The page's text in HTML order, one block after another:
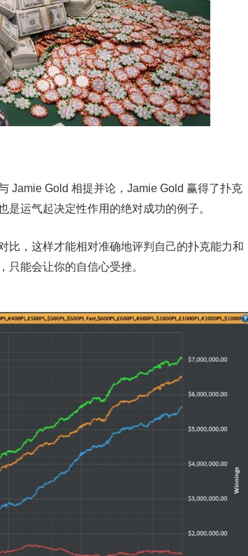
Jamie Gold 相提并论，Jamie Gold 赢得了扑克
运气起决定性作用的绝对成功的例子。
比，这样才能相对准确地评判自己的扑克能力和
只能会让你的自信心受挫。